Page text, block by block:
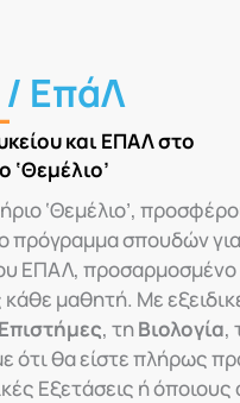
/ ΕπάΛ
και ΕΠΑΛ στο
‘Θεμέλιο’
‘Θεμέλιο’,
πρόγραμμα σπουδών για
ΕΠΑΛ, προσαρμοσμένο
μαθητή. Με
, τηΒιολογία,
ότι θα είστε πλήρως
Εξετάσεις ή